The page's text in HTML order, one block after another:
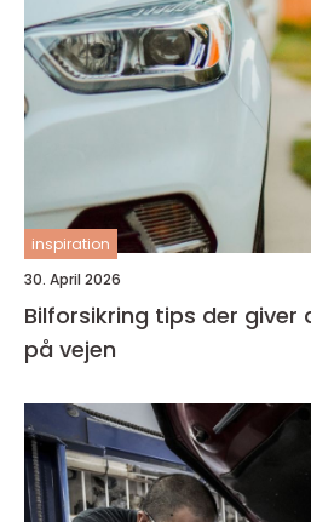
inspiration
30. April 2026
Bilforsikring tips der giver
på vejen